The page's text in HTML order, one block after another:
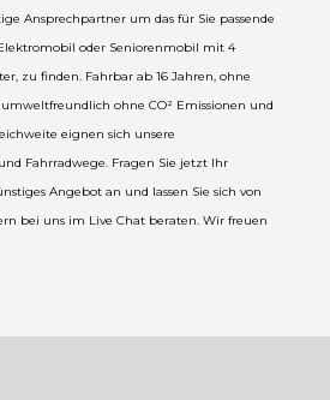
Ansprechpartner um das für Sie passende
oder Seniorenmobil mit 4
zu finden. Fahrbar ab 16 Jahren, ohne
ohne CO² Emissionen und
eignen sich unsere
Fahrradwege. Fragen Sie jetzt Ihr
Angebot an und lassen Sie sich von
bei uns im Live Chat beraten. Wir freuen